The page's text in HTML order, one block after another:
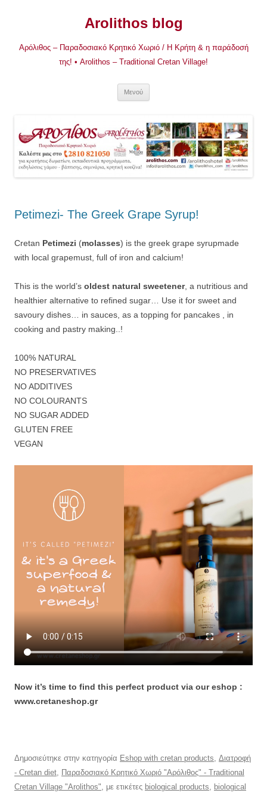
Arolithos blog
Αρόλιθος – Παραδοσιακό Κρητικό Χωριό / Η Κρήτη & η παράδοσή
της! • Arolithos – Traditional Cretan Village!
Μενού
Petimezi- The Greek Grape Syrup!
Cretan Petimezi (molasses) is the greek grape syrupmade
with local grapemust, full of iron and calcium!
This is the world’s oldest natural sweetener, a nutritious and
healthier alternative to refined sugar… Use it for sweet and
savoury dishes… in sauces, as a topping for pancakes , in
cooking and pastry making..!
100% NATURAL
NO PRESERVATIVES
NO ADDITIVES
NO COLOURANTS
NO SUGAR ADDED
GLUTEN FREE
VEGAN
Now it’s time to find this perfect product via our eshop :
www.cretaneshop.gr
Δημοσιεύτηκε στην κατηγορία Eshop with cretan products, Διατροφή
- Cretan diet, Παραδοσιακό Κρητικό Χωριό "Αρόλιθος" - Traditional
Cretan Village "Arolithos", με ετικέτες biological products, biological